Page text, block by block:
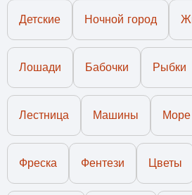
Детские Ночной город
Лошади Бабочки Рыбки
Лестница Машины Море
Фреска Фентези Цветы